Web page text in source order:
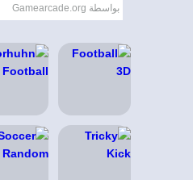
بواسطة Gamearcade.org